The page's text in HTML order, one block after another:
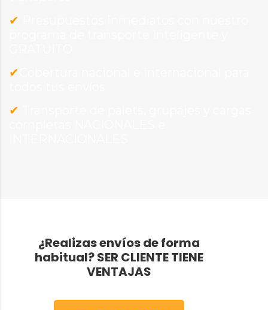
✔
✔
✔
¿Realizas envíos de forma
habitual?SER CLIENTE TIENE
VENTAJAS